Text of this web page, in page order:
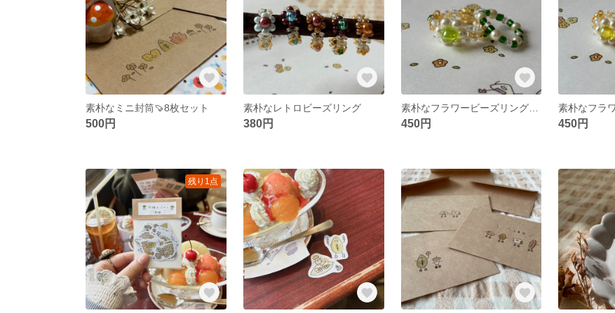
素朴なミニ封筒🍠8枚セット
500円
素朴なレトロビーズリング
380円
素朴なフラワービーズリング(みどり🍃)
450円 450円
残り1点